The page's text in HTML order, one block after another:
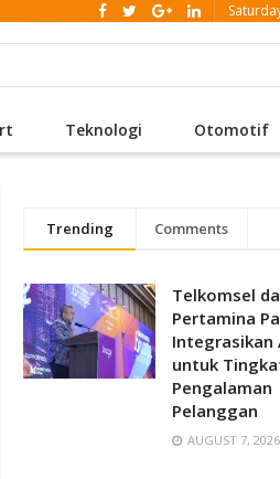
Teknologi Otomotif
Trending Comments
Telkomsel
Pertamina
Integrasikan
untuk
Pengalaman
Pelanggan
AUGUST 7, 2026